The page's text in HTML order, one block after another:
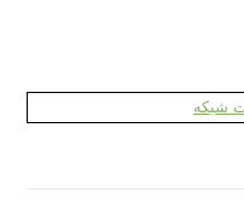
شبکه